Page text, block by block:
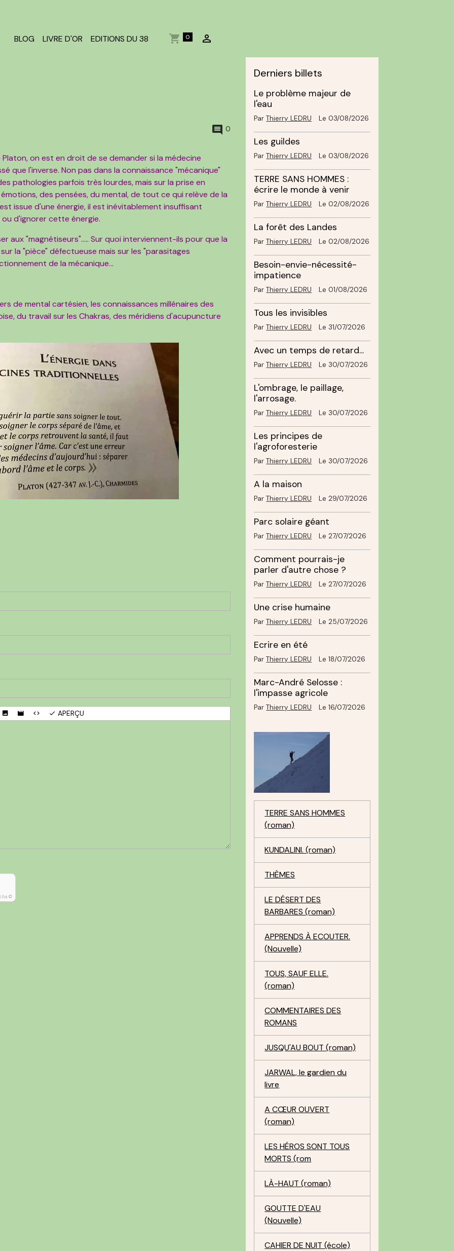
BLOG LIVRE D'OR EDITIONS DU 38 0
0
on est en droit de se demander si la médecine
que l'inverse. Non pas dans la connaissance "mécanique"
pathologies parfois très lourdes, mais sur la prise en
des pensées, du mental, de tout ce qui relève de la
issue d'une énergie, il est inévitablement insuffisant
d'ignorer cette énergie.
aux "magnétiseurs"..... Sur quoi interviennent-ils pour que la
la "pièce" défectueuse mais sur les "parasitages
de la mécanique...
de mental cartésien, les connaissances millénaires des
du travail sur les Chakras, des méridiens d'acupuncture
APERÇU
©
Derniers billets
Le problème majeur de
l'eau
ParThierry LEDRU Le 03/08/2026
Les guildes
ParThierry LEDRU Le 03/08/2026
TERRE SANS HOMMES :
écrire le monde à venir
ParThierry LEDRU Le 02/08/2026
La forêt des Landes
ParThierry LEDRU Le 02/08/2026
Besoin-envie-nécessité-
impatience
ParThierry LEDRU Le 01/08/2026
Tous les invisibles
ParThierry LEDRU Le 31/07/2026
Avec un temps de retard...
ParThierry LEDRU Le 30/07/2026
L'ombrage, le paillage,
l'arrosage.
ParThierry LEDRU Le 30/07/2026
Les principes de
l'agroforesterie
ParThierry LEDRU Le 30/07/2026
A la maison
ParThierry LEDRU Le 29/07/2026
Parc solaire géant
ParThierry LEDRU Le 27/07/2026
Comment pourrais-je
parler d'autre chose ?
ParThierry LEDRU Le 27/07/2026
Une crise humaine
ParThierry LEDRU Le 25/07/2026
Ecrire en été
ParThierry LEDRU Le 18/07/2026
Marc-André Selosse :
l'impasse agricole
ParThierry LEDRU Le 16/07/2026
TERRE SANS HOMMES
(roman)
KUNDALINI. (roman)
THÈMES
LE DÉSERT DES
BARBARES (roman)
APPRENDS À ECOUTER.
(Nouvelle)
TOUS, SAUF ELLE.
(roman)
COMMENTAIRES DES
ROMANS
JUSQU'AU BOUT (roman)
JARWAL, le gardien du
livre
A CŒUR OUVERT
(roman)
LES HÉROS SONT TOUS
MORTS (rom
LÀ-HAUT (roman)
GOUTTE D'EAU
(Nouvelle)
CAHIER DE NUIT (école)